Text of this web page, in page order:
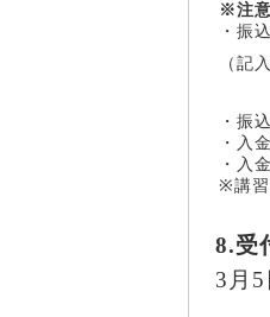
※注意
・振
（
・振
・入
・入
※講習
8.受
3月